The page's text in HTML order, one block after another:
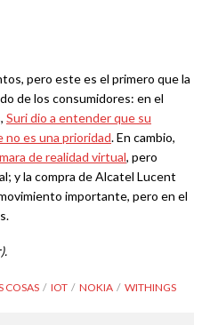
pero este es el primero que la
de los consumidores: en el
Suri dio a entender que su
no es una prioridad. En cambio,
de realidad virtual, pero
y la compra de Alcatel Lucent
importante, pero en el
COSAS IOT NOKIA WITHINGS